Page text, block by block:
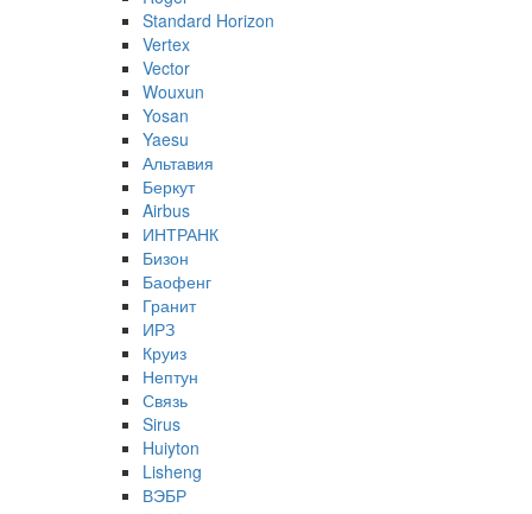
Standard Horizon
Vertex
Vector
Wouxun
Yosan
Yaesu
Альтавия
Беркут
Airbus
ИНТРАНК
Бизон
Баофенг
Гранит
ИРЗ
Круиз
Нептун
Связь
Sirus
Huiyton
Lisheng
ВЭБР